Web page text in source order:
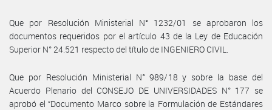
Que por Resolución Ministerial N° 1232/01 se aprobaron los
documentos requeridos por el artículo 43 de la Ley de Educación
Superior N° 24.521 respecto del título de INGENIERO CIVIL.
Que por Resolución Ministerial N° 989/18 y sobre la base del
Acuerdo Plenario del CONSEJO DE UNIVERSIDADES N° 177 se
aprobó el “Documento Marco sobre la Formulación de Estándares